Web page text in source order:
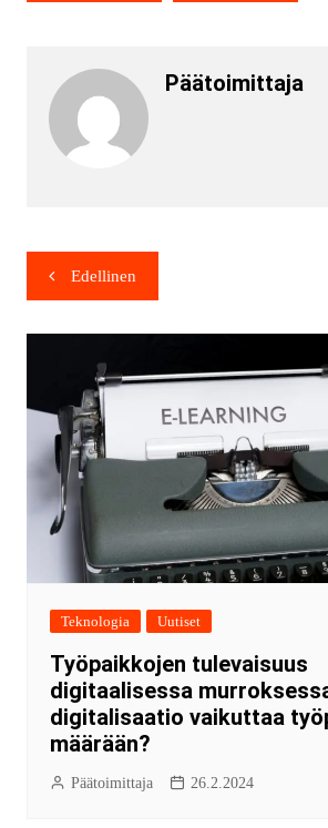
Päätoimittaja
Edellinen
Teknologia Uutiset
Työpaikkojen tulevaisuus
digitaalisessa
digitalisaatio vaikuttaa
määrään?
Päätoimittaja 26.2.2024